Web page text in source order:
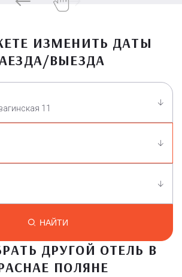
ИЗМЕНИТЬ ДАТЫ
ВЫЕЗДА
11
НАЙТИ
ДРУГОЙ ОТЕЛЬ В
ПОЛЯНЕ